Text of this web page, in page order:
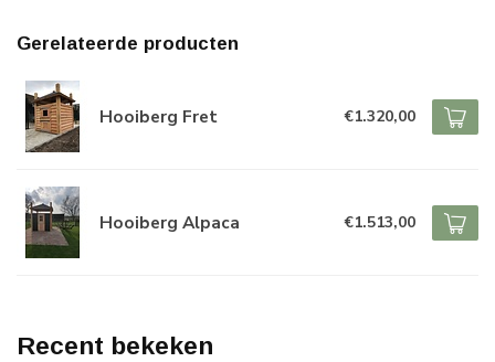
Gerelateerde producten
Hooiberg Fret €1.320,00
Hooiberg Alpaca €1.513,00
Recent bekeken